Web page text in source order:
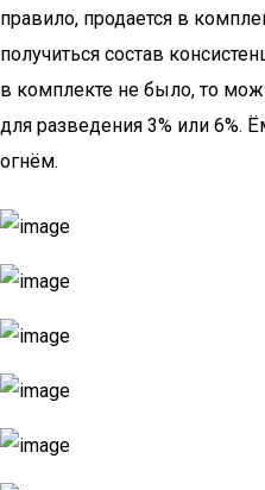
правило, продается в
получиться состав
в комплекте не было, то
для разведения 3% или 6%.
огнём.